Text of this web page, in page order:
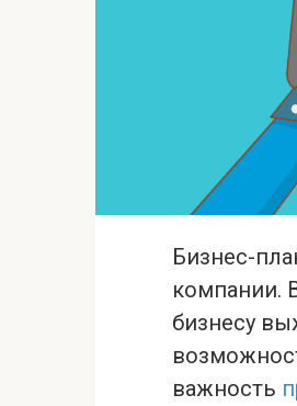
Бизнес-
компании.
бизнесу
важность